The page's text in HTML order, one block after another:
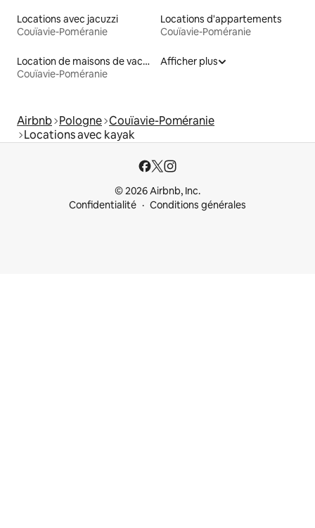
Locations avec jacuzzi
Couïavie-Poméranie
Locations d'appartements
Couïavie-Poméranie
Location de maisons de vacances
Couïavie-Poméranie
Afficher plus
Airbnb Pologne Couïavie-Poméranie
Locations avec kayak
© 2026 Airbnb, Inc.
Confidentialité
Conditions générales